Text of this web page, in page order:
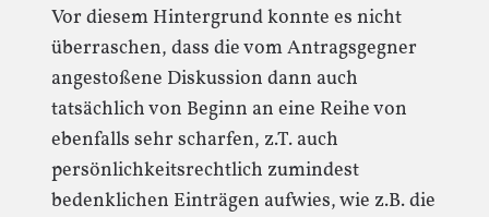
Vor diesem Hintergrund konnte es nicht
überraschen, dass die vom Antragsgegner
angestoßene Diskussion dann auch
tatsächlich von Beginn an eine Reihe von
ebenfalls sehr scharfen, z.T. auch
persönlichkeitsrechtlich zumindest
bedenklichen Einträgen aufwies, wie z.B. die